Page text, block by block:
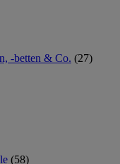
-betten & Co. (27)
(58)